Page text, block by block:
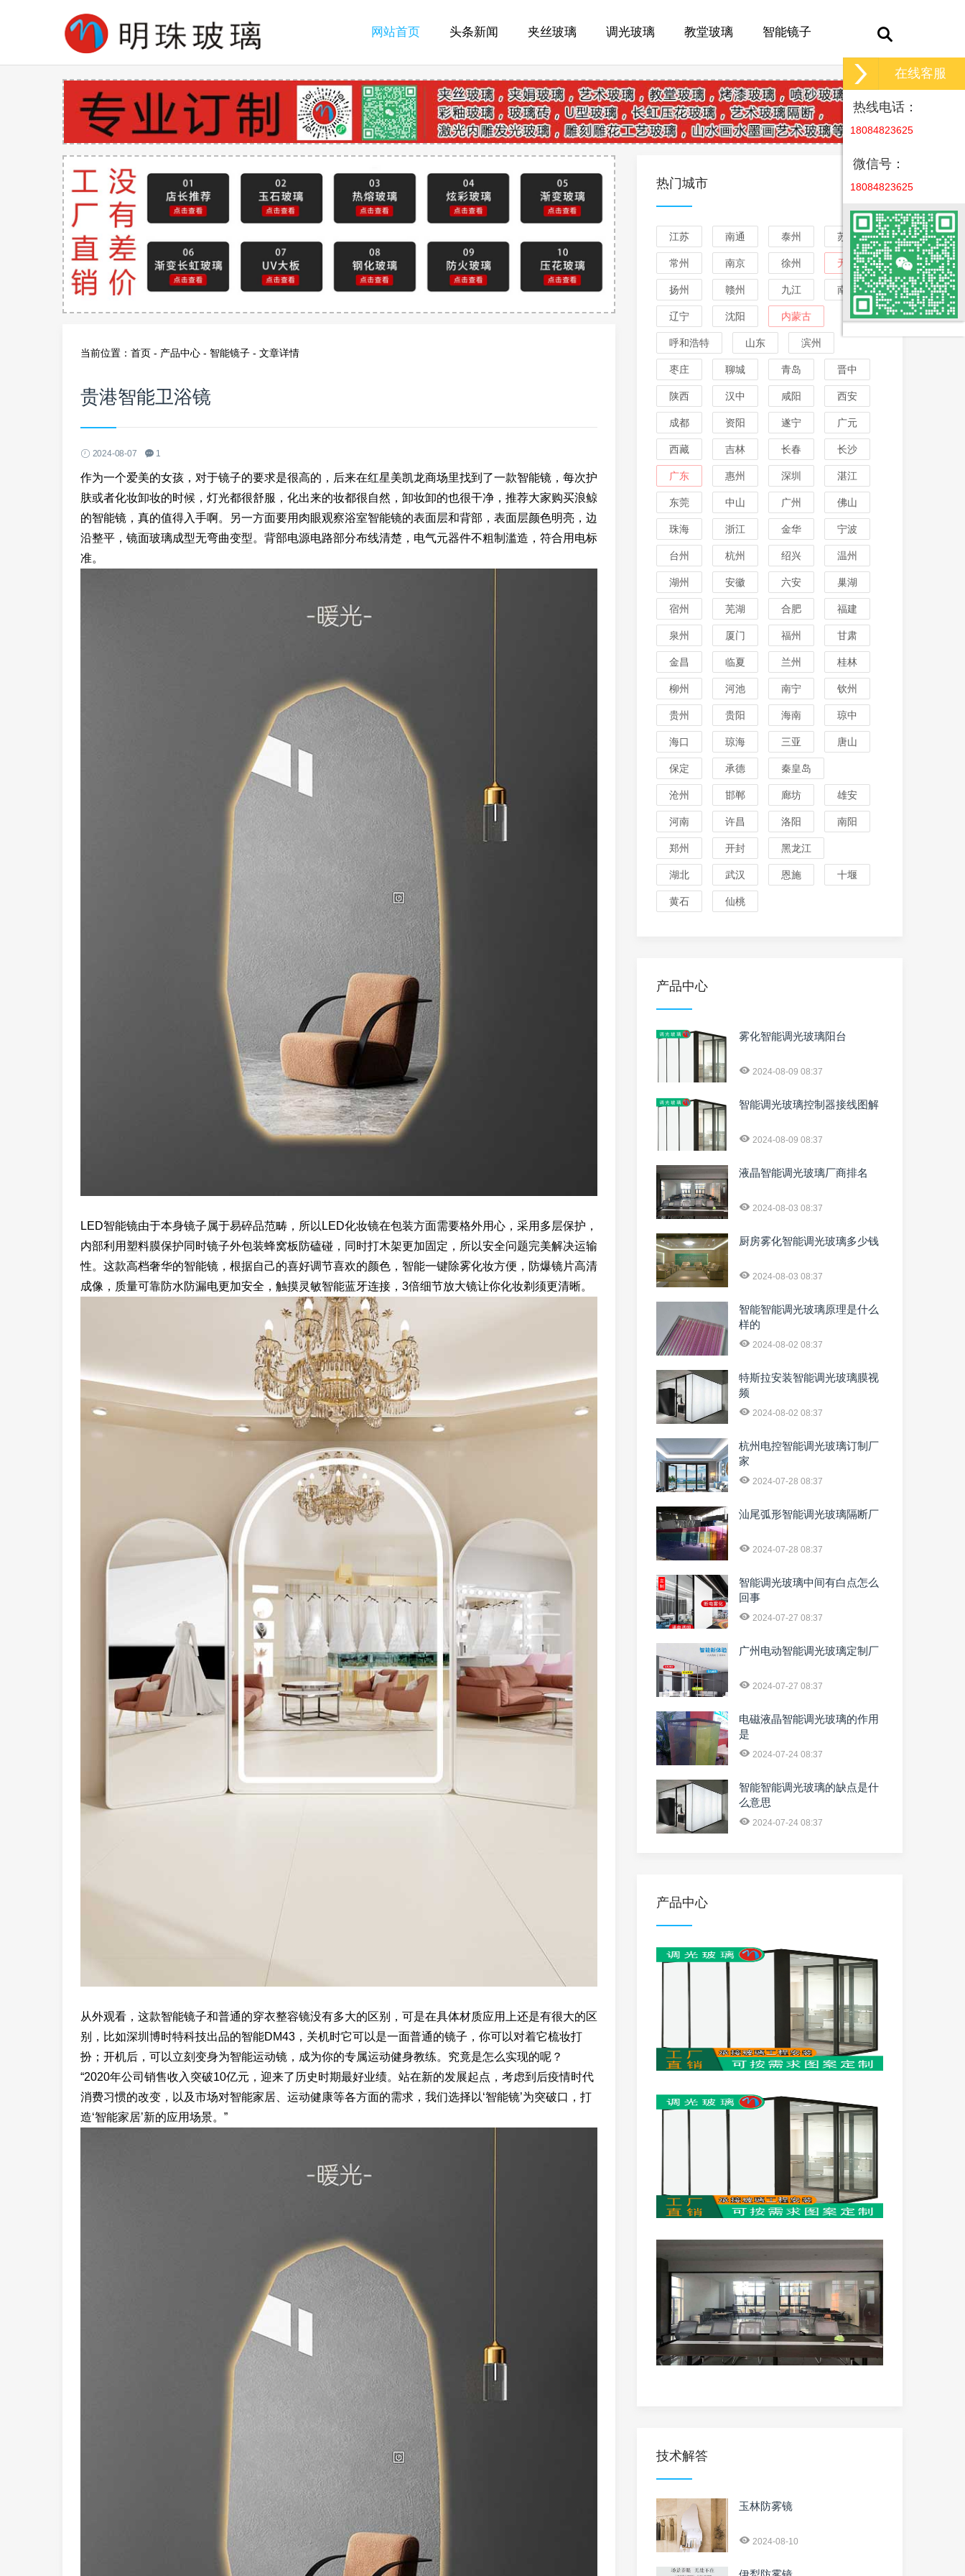
网站首页 头条新闻 夹丝玻璃 调光玻璃 教堂玻璃 智能镜子
当前位置：首页 - 产品中心 - 智能镜子 - 文章详情
贵港智能卫浴镜
2024-08-07 1
作为一个爱美的女孩，对于镜子的要求是很高的，后来在红星美凯龙商场里找到了一款智能镜，每次护
肤或者化妆卸妆的时候，灯光都很舒服，化出来的妆都很自然，卸妆卸的也很干净，推荐大家购买浪鲸
的智能镜，真的值得入手啊。另一方面要用肉眼观察浴室智能镜的表面层和背部，表面层颜色明亮，边
沿整平，镜面玻璃成型无弯曲变型。背部电源电路部分布线清楚，电气元器件不粗制滥造，符合用电标
准。
LED智能镜由于本身镜子属于易碎品范畴，所以LED化妆镜在包装方面需要格外用心，采用多层保护，
内部利用塑料膜保护同时镜子外包装蜂窝板防磕碰，同时打木架更加固定，所以安全问题完美解决运输
性。这款高档奢华的智能镜，根据自己的喜好调节喜欢的颜色，智能一键除雾化妆方便，防爆镜片高清
成像，质量可靠防水防漏电更加安全，触摸灵敏智能蓝牙连接，3倍细节放大镜让你化妆剃须更清晰。
从外观看，这款智能镜子和普通的穿衣整容镜没有多大的区别，可是在具体材质应用上还是有很大的区
别，比如深圳博时特科技出品的智能DM43，关机时它可以是一面普通的镜子，你可以对着它梳妆打
扮；开机后，可以立刻变身为智能运动镜，成为你的专属运动健身教练。究竟是怎么实现的呢？
“2020年公司销售收入突破10亿元，迎来了历史时期最好业绩。站在新的发展起点，考虑到后疫情时代
消费习惯的改变，以及市场对智能家居、运动健康等各方面的需求，我们选择以‘智能镜’为突破口，打
造‘智能家居’新的应用场景。”
热门城市
江苏 南通 泰州 苏州
常州 南京 徐州 无锡
扬州 赣州 九江 南昌
辽宁 沈阳 内蒙古
呼和浩特 山东 滨州
枣庄 聊城 青岛 晋中
陕西 汉中 咸阳 西安
成都 资阳 遂宁 广元
西藏 吉林 长春 长沙
广东 惠州 深圳 湛江
东莞 中山 广州 佛山
珠海 浙江 金华 宁波
台州 杭州 绍兴 温州
湖州 安徽 六安 巢湖
宿州 芜湖 合肥 福建
泉州 厦门 福州 甘肃
金昌 临夏 兰州 桂林
柳州 河池 南宁 钦州
贵州 贵阳 海南 琼中
海口 琼海 三亚 唐山
保定 承德 秦皇岛
沧州 邯郸 廊坊 雄安
河南 许昌 洛阳 南阳
郑州 开封 黑龙江
湖北 武汉 恩施 十堰
黄石 仙桃
产品中心
雾化智能调光玻璃阳台
2024-08-09 08:37
智能调光玻璃控制器接线图解
2024-08-09 08:37
液晶智能调光玻璃厂商排名
2024-08-03 08:37
厨房雾化智能调光玻璃多少钱
2024-08-03 08:37
智能智能调光玻璃原理是什么
样的
2024-08-02 08:37
特斯拉安装智能调光玻璃膜视
频
2024-08-02 08:37
杭州电控智能调光玻璃订制厂
家
2024-07-28 08:37
汕尾弧形智能调光玻璃隔断厂
2024-07-28 08:37
智能调光玻璃中间有白点怎么
回事
2024-07-27 08:37
广州电动智能调光玻璃定制厂
2024-07-27 08:37
电磁液晶智能调光玻璃的作用
是
2024-07-24 08:37
智能智能调光玻璃的缺点是什
么意思
2024-07-24 08:37
产品中心
技术解答
玉林防雾镜
2024-08-10
在线客服
热线电话：
18084823625
微信号：
18084823625